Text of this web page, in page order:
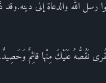
الله والدعاة إلى دينه.وقد
الْقُرى نَقُصُّهُ عَلَيْكَ مِنْها قائِمٌ